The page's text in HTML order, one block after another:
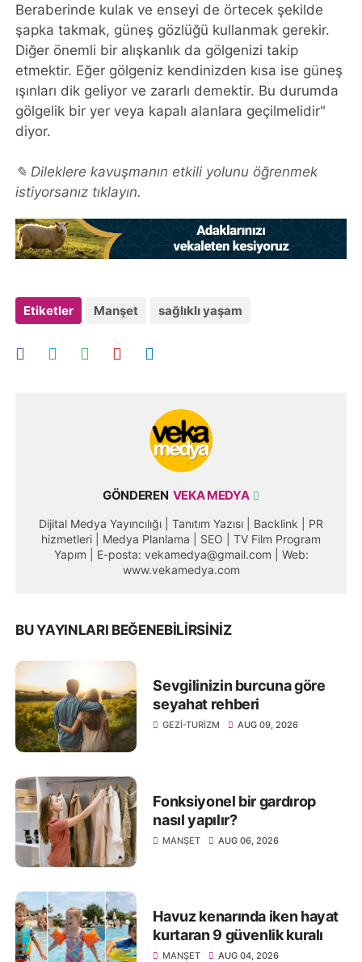
Beraberinde kulak ve enseyi de örtecek şekilde
şapka takmak, güneş gözlüğü kullanmak gerekir.
Diğer önemli bir alışkanlık da gölgenizi takip
etmektir. Eğer gölgeniz kendinizden kısa ise güneş
ışınları dik geliyor ve zararlı demektir. Bu durumda
gölgelik bir yer veya kapalı alanlara geçilmelidir"
diyor.
✎ Dileklere kavuşmanın etkili yolunu öğrenmek
istiyorsanız tıklayın.
Etiketler Manşet sağlıklı yaşam
GÖNDEREN VEKA MEDYA
Dijital Medya Yayıncılığı | Tanıtım Yazısı | Backlink | PR
hizmetleri | Medya Planlama | SEO | TV Film Program
Yapım | E-posta: vekamedya@gmail.com | Web:
www.vekamedya.com
BU YAYINLARI BEĞENEBILIRSINIZ
Sevgilinizin burcuna göre
seyahat rehberi
GEZI-TURIZM AUG 09, 2026
Fonksiyonel bir gardırop
nasıl yapılır?
MANŞET AUG 06, 2026
Havuz kenarında iken hayat
kurtaran 9 güvenlik kuralı
MANŞET AUG 04, 2026